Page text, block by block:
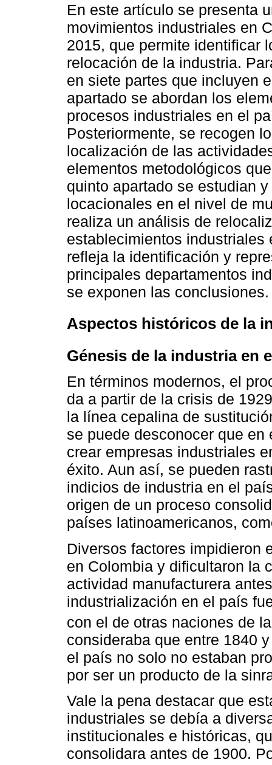
En este artículo se presenta
movimientos industriales en
2015, que permite identificar
relocación de la industria.
en siete partes que incluyen
apartado se abordan los
procesos industriales en el
Posteriormente, se recogen
localización de las
elementos metodológicos
quinto apartado se estudian
locacionales en el nivel de
realiza un análisis de
establecimientos
refleja la identificación y
principales departamentos
se exponen las conclusiones.
Aspectos históricos de la
Génesis de la industria en
En términos modernos, el
da a partir de la crisis de
la línea cepalina de
se puede desconocer que
crear empresas industriales
éxito. Aun así, se pueden
indicios de industria en el
origen de un proceso
países latinoamericanos,
Diversos factores impidieron
en Colombia y dificultaron la
actividad manufacturera
industrialización en el país
con el de otras naciones de
consideraba que entre 1840
el país no solo no estaban
por ser un producto de la
Vale la pena destacar que
industriales se debía a
institucionales e históricas,
consolidara antes de 1900.